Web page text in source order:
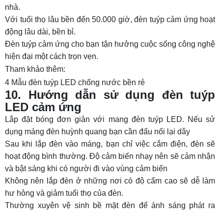
nhà.
Với tuổi thọ lâu bền đến 50.000 giờ, đèn tuýp cảm ứng hoạt
động lâu dài, bền bỉ.
Đèn tuýp cảm ứng cho bạn tận hưởng cuộc sống công nghệ
hiện đại một cách trọn vẹn.
Tham khảo thêm:
4 Mẫu đèn tuýp LED chống nước bền rẻ
10. Hướng dẫn sử dụng đèn tuýp
LED cảm ứng
Lắp đặt bóng đơn giản với mang đèn tuýp LED. Nếu sử
dụng máng đèn huỳnh quang bạn cần đấu nối lại dây
Sau khi lắp đèn vào máng, bạn chỉ việc cắm điện, đèn sẽ
hoạt động bình thường. Độ cảm biến nhạy nên sẽ cảm nhận
và bật sáng khi có người đi vào vùng cảm biến
Không nên lắp đèn ở những nơi có độ cẩm cao sẽ dễ làm
hư hỏng và giảm tuổi thọ của đèn.
Thường xuyên vệ sinh bề mặt đèn để ánh sáng phát ra